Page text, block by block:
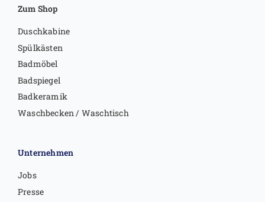
Zum Shop
Duschkabine
Spülkästen
Badmöbel
Badspiegel
Badkeramik
Waschbecken / Waschtisch
Unternehmen
Jobs
Presse